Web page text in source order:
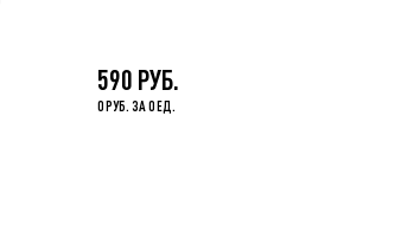
590 РУБ.
0 РУБ. ЗА 0 ЕД.